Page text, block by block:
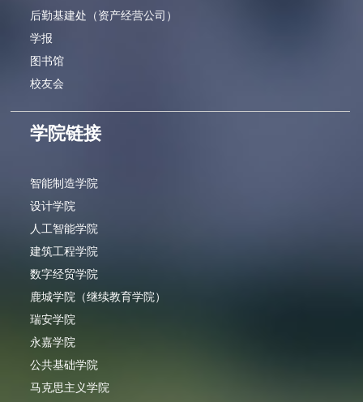
后勤基建处（资产经营公司）
学报
图书馆
校友会
学院链接
智能制造学院
设计学院
人工智能学院
建筑工程学院
数字经贸学院
鹿城学院（继续教育学院）
瑞安学院
永嘉学院
公共基础学院
马克思主义学院